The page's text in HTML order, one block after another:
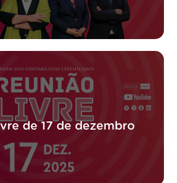
de 17 de dezembro